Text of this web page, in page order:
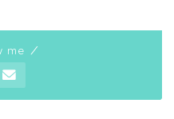
me ／
酒屋・酒場めし